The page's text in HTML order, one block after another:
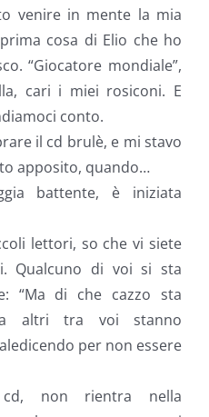
venire in mente la mia
cosa di Elio che ho
“Giocatore mondiale”,
cari i miei rosiconi. E
conto.
il cd brulè, e mi stavo
apposito, quando…
battente, è iniziata
lettori, so che vi siete
Qualcuno di voi si sta
“Ma di che cazzo sta
altri tra voi stanno
per non essere
non rientra nella